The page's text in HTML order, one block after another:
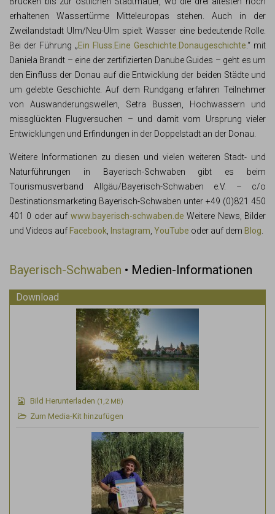
erhaltenen Wassertürme Mitteleuropas stehen. Auch in der
Zweilandstadt Ulm/Neu-Ulm spielt Wasser eine bedeutende Rolle.
Bei der Führung „Ein Fluss.Eine Geschichte.Donaugeschichte .“ mit
Daniela Brandt – eine der zertifizierten Danube Guides – geht es um
den Einfluss der Donau auf die Entwicklung der beiden Städte und
um gelebte Geschichte. Auf dem Rundgang erfahren Teilnehmer
von Auswanderungswellen, Setra Bussen, Hochwassern und
missglückten Flugversuchen – und damit vom Ursprung vieler
Entwicklungen und Erfindungen in der Doppelstadt an der Donau.
Weitere Informationen zu diesen und vielen weiteren Stadt- und
Naturführungen in Bayerisch-Schwaben gibt es beim
Tourismusverband Allgäu/Bayerisch-Schwaben e.V. – c/o
Destinationsmarketing Bayerisch-Schwaben unter +49 (0)821 450
401 0 oder auf www.bayerisch-schwaben.de Weitere News, Bilder
und Videos aufFacebook Instagram YouTube oder auf dem Blog
Bayerisch-Schwaben • Medien-Informationen
Download
Bild Herunterladen (1,2 MB)
Zum Media-Kit hinzufügen